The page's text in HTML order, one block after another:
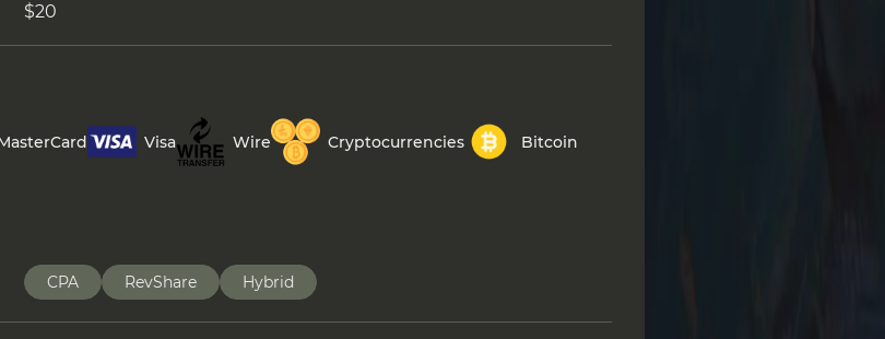
$20
Visa Wire Cryptocurrencies Bitcoin
CPA RevShare Hybrid